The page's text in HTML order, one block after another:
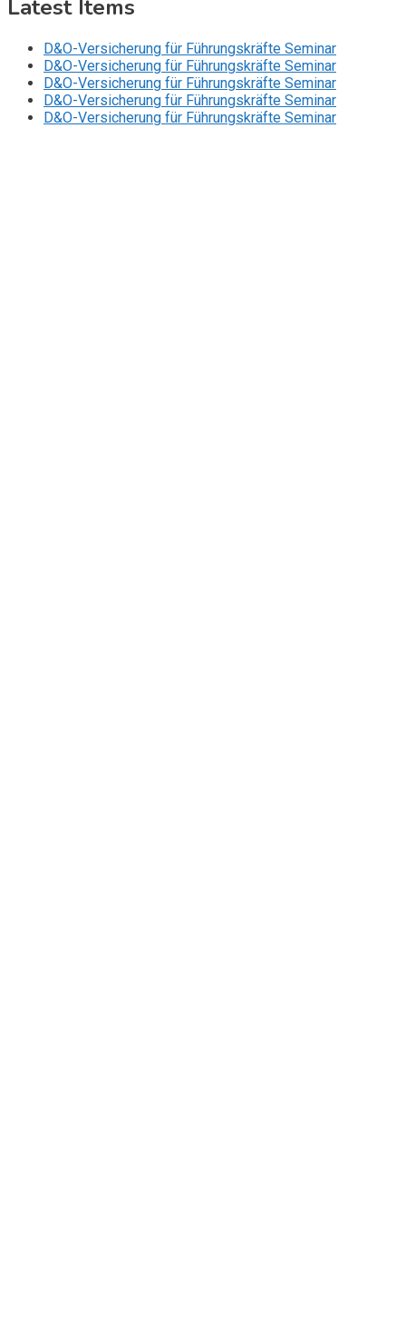
Latest Items
D&O-Versicherung für Führungskräfte Seminar
D&O-Versicherung für Führungskräfte Seminar
D&O-Versicherung für Führungskräfte Seminar
D&O-Versicherung für Führungskräfte Seminar
D&O-Versicherung für Führungskräfte Seminar